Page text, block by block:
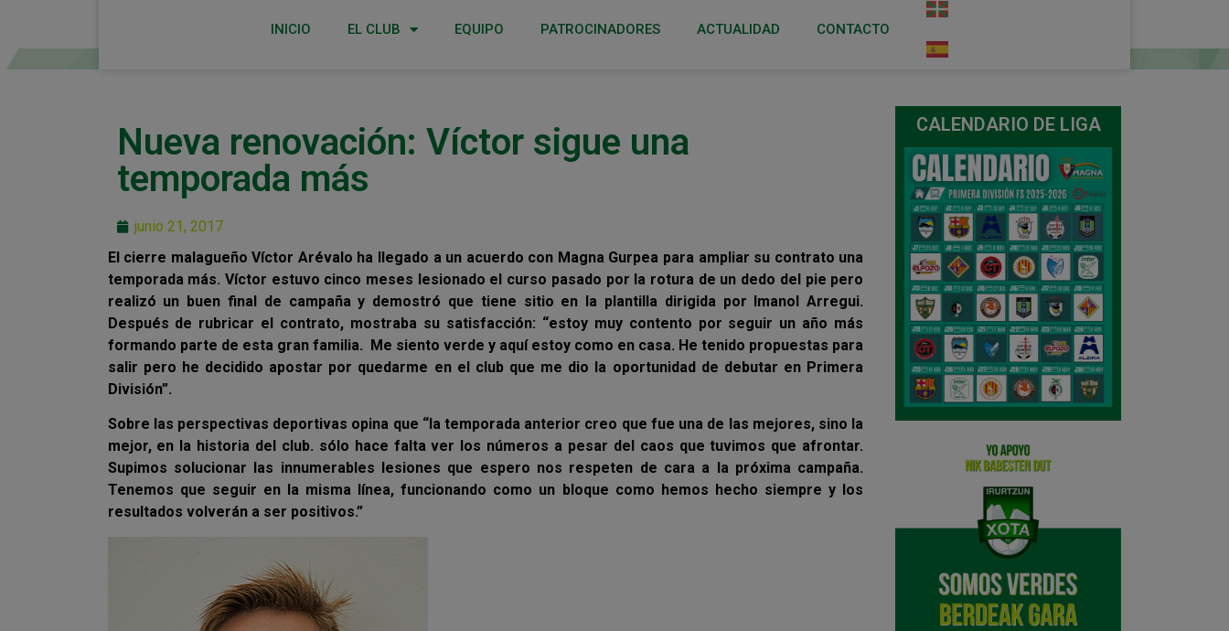
INICIO EL CLUB EQUIPO PATROCINADORES ACTUALIDAD CONTACTO
Nueva renovación: Víctor sigue una
temporada más
junio 21, 2017
El cierre malagueño Víctor Arévalo ha llegado a un acuerdo con Magna Gurpea para ampliar su contrato una
temporada más. Víctor estuvo cinco meses lesionado el curso pasado por la rotura de un dedo del pie pero
realizó un buen final de campaña y demostró que tiene sitio en la plantilla dirigida por Imanol Arregui.
Después de rubricar el contrato, mostraba su satisfacción: “estoy muy contento por seguir un año más
formando parte de esta gran familia. Me siento verde y aquí estoy como en casa. He tenido propuestas para
salir pero he decidido apostar por quedarme en el club que me dio la oportunidad de debutar en Primera
División”.
Sobre las perspectivas deportivas opina que “la temporada anterior creo que fue una de las mejores, sino la
mejor, en la historia del club. sólo hace falta ver los números a pesar del caos que tuvimos que afrontar.
Supimos solucionar las innumerables lesiones que espero nos respeten de cara a la próxima campaña.
Tenemos que seguir en la misma línea, funcionando como un bloque como hemos hecho siempre y los
resultados volverán a ser positivos.”
CALENDARIO DE LIGA